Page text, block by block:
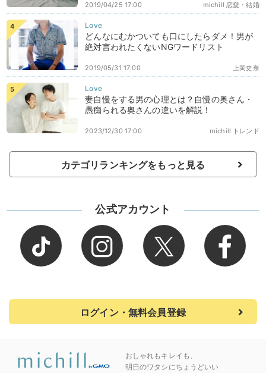
michill 恋愛・結婚
2019/04/25 17:00
どんなにむかついても口にしたらダメ！男が
絶対言われたくないNGワードリスト
上岡史奈
2019/05/31 17:00
妻自慢をする男の心理とは？自慢の奥さん・
愚痴られる奥さんの違いを解説！
michill トレンド
2023/12/30 17:00
カテゴリランキングをもっと見る
公式アカウント
ログイン・無料会員登録
おしゃれもキレイも、
明日のワタシにちょうどいい